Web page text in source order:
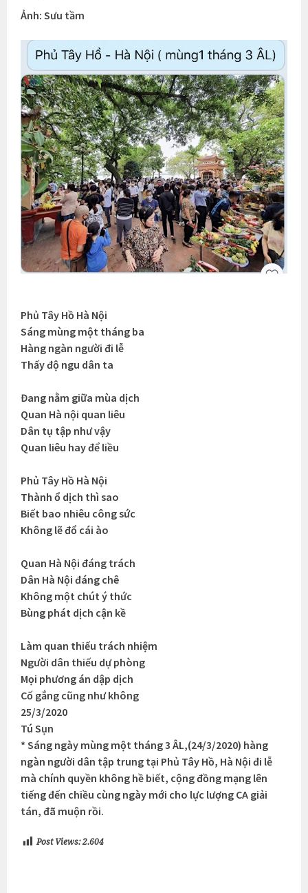
Ảnh: Sưu tầm
Phủ Tây Hồ Hà Nội
Sáng mùng một tháng ba
Hàng ngàn người đi lễ
Thấy độ ngu dân ta
Đang nằm giữa mùa dịch
Quan Hà nội quan liêu
Dân tụ tập như vậy
Quan liêu hay để liều
Phủ Tây Hồ Hà Nội
Thành ổ dịch thì sao
Biết bao nhiêu công sức
Không lẽ đổ cái ào
Quan Hà Nội đáng trách
Dân Hà Nội đáng chê
Không một chút ý thức
Bùng phát dịch cận kề
Làm quan thiếu trách nhiệm
Người dân thiếu dự phòng
Mọi phương án dập dịch
Cố gắng cũng như không
25/3/2020
Tú Sụn
* Sáng ngày mùng một tháng 3 ÂL,(24/3/2020) hàng
ngàn người dân tập trung tại Phủ Tây Hồ, Hà Nội đi lễ
mà chính quyền không hề biết, cộng đồng mạng lên
tiếng đến chiều cùng ngày mới cho lực lượng CA giải
tán, đã muộn rồi.
Post Views: 2.604